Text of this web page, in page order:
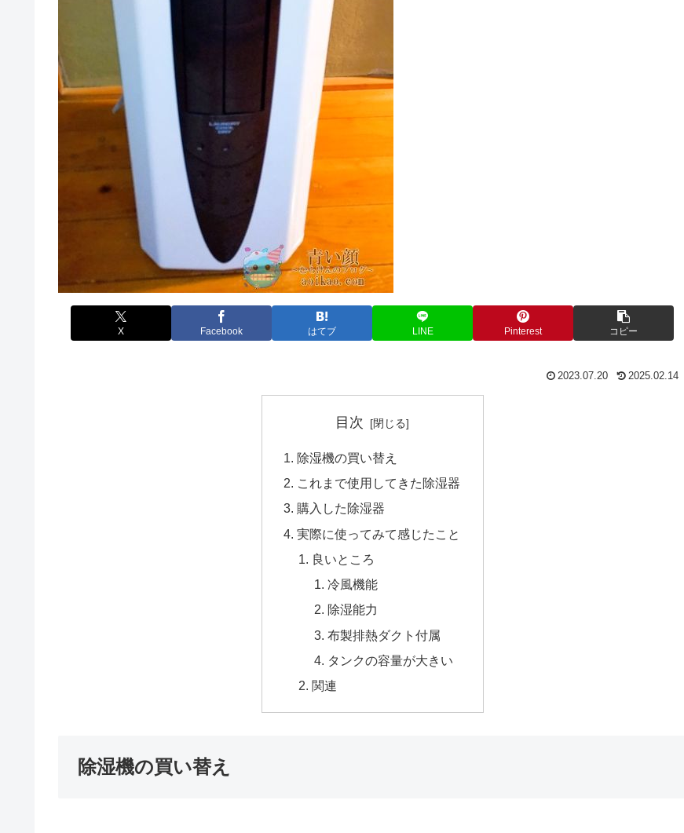
X Facebook はてブ LINE Pinterest コピー
2023.07.20 2025.02.14
目次
除湿機の買い替え
これまで使用してきた除湿器
購入した除湿器
実際に使ってみて感じたこと
良いところ
冷風機能
除湿能力
布製排熱ダクト付属
タンクの容量が大きい
関連
除湿機の買い替え